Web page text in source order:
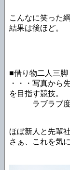
こんなに笑った
結果は後ほど。
■借り物二人三脚
・・・写真から
を目指す競技。
ラブラブ度を
ほぼ新人と先輩
さぁ、これを気